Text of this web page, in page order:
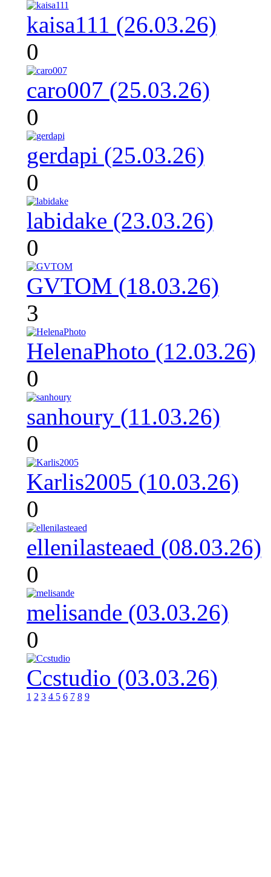
kaisa111 (26.03.26)
0
caro007 (25.03.26)
0
gerdapi (25.03.26)
0
labidake (23.03.26)
0
GVTOM (18.03.26)
3
HelenaPhoto (12.03.26)
0
sanhoury (11.03.26)
0
Karlis2005 (10.03.26)
0
ellenilasteaed (08.03.26)
0
melisande (03.03.26)
0
Ccstudio (03.03.26)
1 2 3 4 5 6 7 8 9